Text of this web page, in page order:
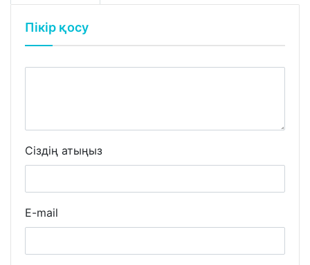
Пікір қосу
Сіздің атыңыз
E-mail